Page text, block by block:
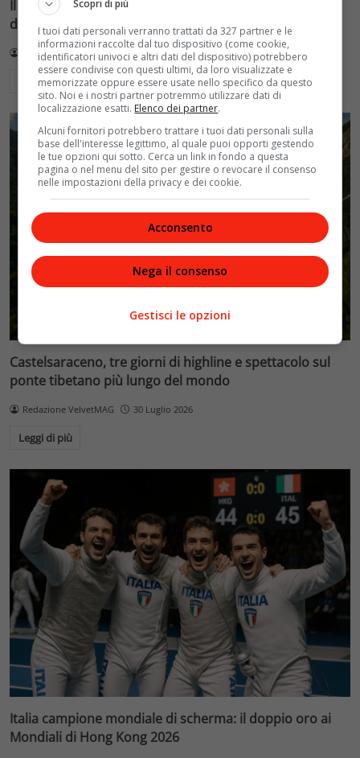
Il caos della Figc: Pirlo dice no, Maldini rischia le
dimissioni, Malagò promette il ct entro domani
Redazione VelvetMAG 2 Agosto 2026
Leggi di più
Castelsaraceno, tre giorni di highline e spettacolo sul
ponte tibetano più lungo del mondo
Redazione VelvetMAG 30 Luglio 2026
Leggi di più
Italia campione mondiale di scherma: il doppio oro ai
Mondiali di Hong Kong 2026
Scopri di più
I tuoi dati personali verranno trattati da 327 partner e le
informazioni raccolte dal tuo dispositivo (come cookie,
identificatori univoci e altri dati del dispositivo) potrebbero
essere condivise con questi ultimi, da loro visualizzate e
memorizzate oppure essere usate nello specifico da questo
sito. Noi e i nostri partner potremmo utilizzare dati di
localizzazione esatti. Elenco dei partner.
Alcuni fornitori potrebbero trattare i tuoi dati personali sulla
base dell'interesse legittimo, al quale puoi opporti gestendo
le tue opzioni qui sotto. Cerca un link in fondo a questa
pagina o nel menu del sito per gestire o revocare il consenso
nelle impostazioni della privacy e dei cookie.
Acconsento
Nega il consenso
Gestisci le opzioni